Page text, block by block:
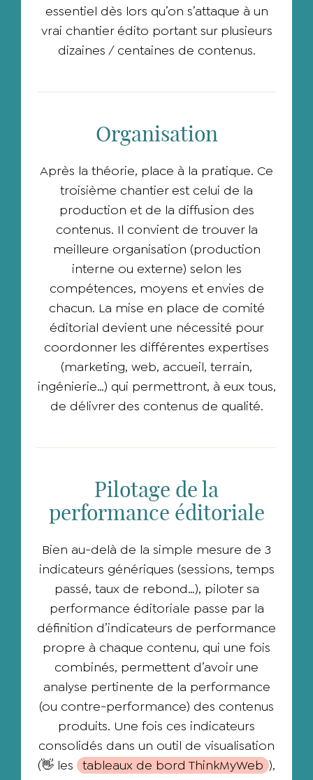
essentiel dès lors qu’on s’attaque à un
vrai chantier édito portant sur plusieurs
dizaines / centaines de contenus.
Organisation
Après la théorie, place à la pratique. Ce
troisième chantier est celui de la
production et de la diffusion des
contenus. Il convient de trouver la
meilleure organisation (production
interne ou externe) selon les
compétences, moyens et envies de
chacun. La mise en place de comité
éditorial devient une nécessité pour
coordonner les différentes expertises
(marketing, web, accueil, terrain,
ingénierie…) qui permettront, à eux tous,
de délivrer des contenus de qualité.
Pilotage de la
performance éditoriale
Bien au-delà de la simple mesure de 3
indicateurs génériques (sessions, temps
passé, taux de rebond…), piloter sa
performance éditoriale passe par la
définition d’indicateurs de performance
propre à chaque contenu, qui une fois
combinés, permettent d’avoir une
analyse pertinente de la performance
(ou contre-performance) des contenus
produits. Une fois ces indicateurs
consolidés dans un outil de visualisation
(👋 les tableaux de bord ThinkMyWeb ),